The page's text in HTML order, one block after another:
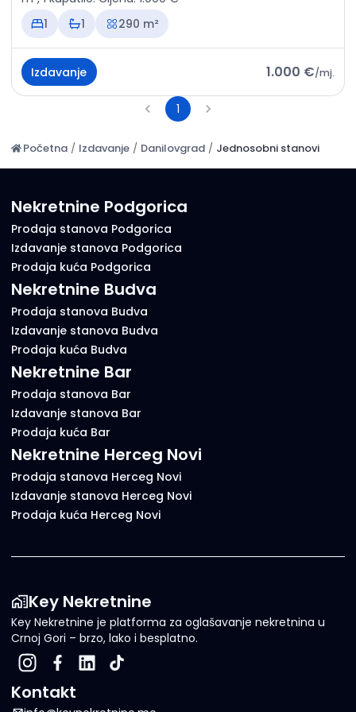
1
1 290 m²
Izdavanje 1.000 €/mj.
1
Početna / Izdavanje / Danilovgrad / Jednosobni stanovi
Nekretnine Podgorica
Prodaja stanova Podgorica
Izdavanje stanova Podgorica
Prodaja kuća Podgorica
Nekretnine Budva
Prodaja stanova Budva
Izdavanje stanova Budva
Prodaja kuća Budva
Nekretnine Bar
Prodaja stanova Bar
Izdavanje stanova Bar
Prodaja kuća Bar
Nekretnine Herceg Novi
Prodaja stanova Herceg Novi
Izdavanje stanova Herceg Novi
Prodaja kuća Herceg Novi
Key Nekretnine
Key Nekretnine je platforma za oglašavanje nekretnina u
Crnoj Gori – brzo, lako i besplatno.
Kontakt